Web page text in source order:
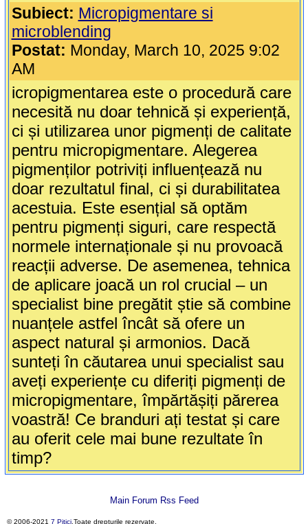
Subiect: Micropigmentare si
microblending
Postat: Monday, March 10, 2025 9:02
AM
icropigmentarea este o procedură care
necesită nu doar tehnică și experiență,
ci și utilizarea unor pigmenți de calitate
pentru micropigmentare. Alegerea
pigmenților potriviți influențează nu
doar rezultatul final, ci și durabilitatea
acestuia. Este esențial să optăm
pentru pigmenți siguri, care respectă
normele internaționale și nu provoacă
reacții adverse. De asemenea, tehnica
de aplicare joacă un rol crucial – un
specialist bine pregătit știe să combine
nuanțele astfel încât să ofere un
aspect natural și armonios. Dacă
sunteți în căutarea unui specialist sau
aveți experiențe cu diferiți pigmenți de
micropigmentare, împărtășiți părerea
voastră! Ce branduri ați testat și care
au oferit cele mai bune rezultate în
timp?
Main Forum Rss Feed
© 2006-2021 7 Pitici.Toate drepturile rezervate.